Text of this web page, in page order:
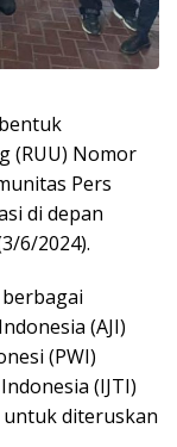
(RUU) Nomor
Pers
di depan
6/2024).
(AJI)
(PWI)
(IJTI)
diteruskan